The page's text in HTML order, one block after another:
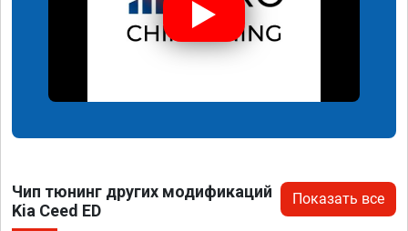
Чип тюнинг других модификаций
Kia Ceed ED
Показать все